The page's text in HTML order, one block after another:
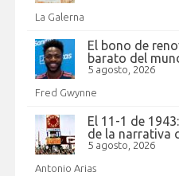
La Galerna
El bono de
barato del
5 agosto, 2026
Fred Gwynne
El 11-1 de
de la narrativa
5 agosto, 2026
Antonio Arias